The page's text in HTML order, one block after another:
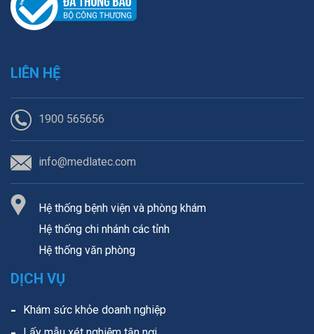
LIÊN HỆ
1900 565656
info@medlatec.com
Hệ thống bệnh viện và phòng khám
Hệ thống chi nhánh các tỉnh
Hệ thống văn phòng
DỊCH VỤ
Khám sức khỏe doanh nghiệp